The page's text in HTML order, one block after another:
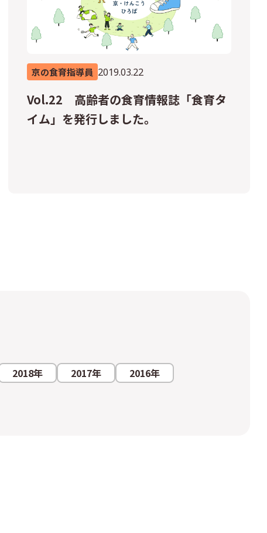
京の食育指導員 2019.03.22
Vol.22 高齢者の食育情報誌「食育タ
イム」を発行しました。
2018年 2017年
2016年